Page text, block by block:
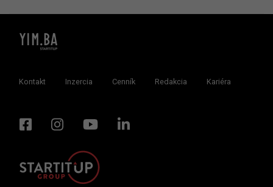
Kontakt Inzercia Cenník Redakcia Kariéra